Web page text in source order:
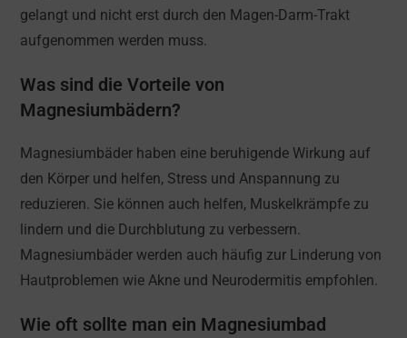
gelangt und nicht erst durch den Magen-Darm-Trakt
aufgenommen werden muss.
Was sind die Vorteile von
Magnesiumbädern?
Magnesiumbäder haben eine beruhigende Wirkung auf
den Körper und helfen, Stress und Anspannung zu
reduzieren. Sie können auch helfen, Muskelkrämpfe zu
lindern und die Durchblutung zu verbessern.
Magnesiumbäder werden auch häufig zur Linderung von
Hautproblemen wie Akne und Neurodermitis empfohlen.
Wie oft sollte man ein Magnesiumbad